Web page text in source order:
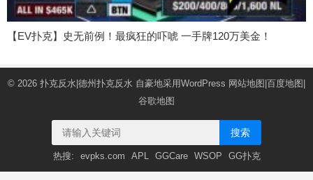
【EV扑克】史无前例！最疯狂的吓唬 一手牌120万美金！
© 2026 扑克反水|德州扑克反水 自豪地采用WordPress 网站地图 百度地图
谷歌地图
搜索
热搜: evpks.com APL GGCare WSOP GG扑克